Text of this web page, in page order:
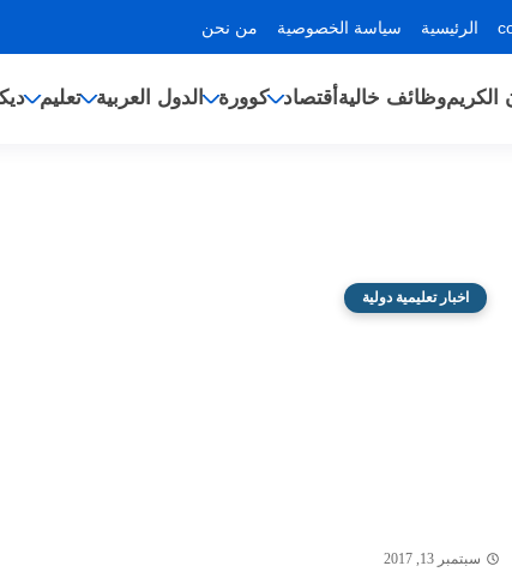
الرئيسية سياسة الخصوصية من نحن
الكريموظائف خالية أقتصاد كوورة الدول العربية تعليم
اخبار تعليمية دولية
سبتمبر 13, 2017